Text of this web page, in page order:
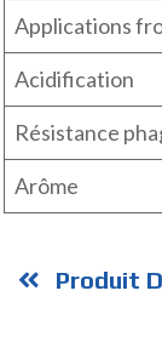
Applications
Acidification
Résistance
Arôme
Produit